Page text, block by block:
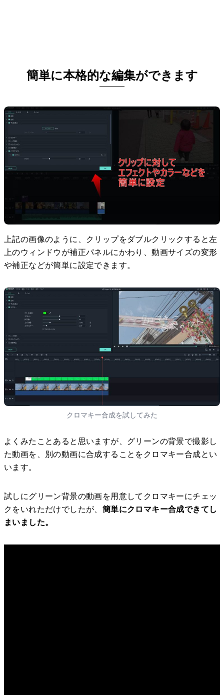
簡単に本格的な編集ができます
上記の画像のように、クリップをダブルクリックすると左
上のウィンドウが補正パネルにかわり、動画サイズの変形
や補正などが簡単に設定できます。
クロマキー合成を試してみた
よくみたことあると思いますが、グリーンの背景で撮影し
た動画を、別の動画に合成することをクロマキー合成とい
います。
試しにグリーン背景の動画を用意してクロマキーにチェッ
クをいれただけでしたが、 簡単にクロマキー合成できてし
まいました。